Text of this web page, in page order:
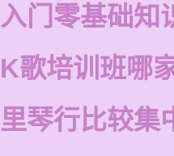
门零基础知
歌培训班哪
琴行比较集